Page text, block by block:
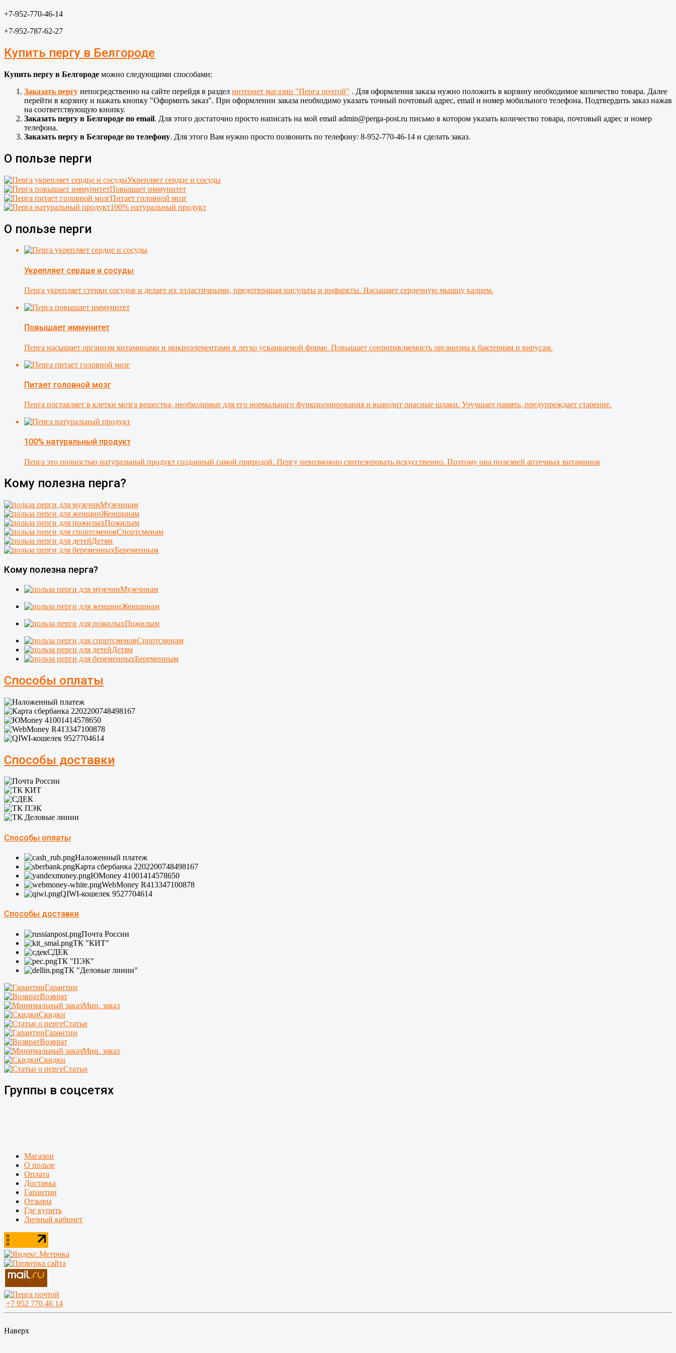
+7-952-770-46-14
+7-952-787-62-27
Купить пергу в Белгороде
Купить пергу в Белгороде можно следующими способами:
Заказать пергу непосредственно на сайте перейдя в раздел интернет магазин "Перга почтой" . Для оформления заказа нужно положить в корзину необходимое количество товара. Далее
перейти в корзину и нажать кнопку "Оформить заказ". При оформлении заказа необходимо указать точный почтовый адрес, email и номер мобильного телефона. Подтвердить заказ нажав
на соответствующую кнопку.
Заказать пергу в Белгороде по email. Для этого достаточно просто написать на мой email admin@perga-post.ru письмо в котором указать количество товара, почтовый адрес и номер
телефона.
Заказать пергу в Белгороде по телефону. Для этого Вам нужно просто позвонить по телефону: 8-952-770-46-14 и сделать заказ.
О пользе перги
Укрепляет сердце и сосуды
Повышает иммунитет
Питает головной мозг
100% натуральный продукт
О пользе перги
Укрепляет сердце и сосуды
Перга укрепляет стенки сосудов и делает их элластичными, предотвращая инсульты и инфаркты. Насыщает сердечную мышцу калием.
Повышает иммунитет
Перга насыщает организм витаминами и микроэлементами в легко усваиваемой форме. Повышает сопротивляемость организма к бактериям и вирусам.
Питает головной мозг
Перга поставляет в клетки мозга вещества, необходимые для его нормального функционирования и выводит опасные шлаки. Улучшает память, предупреждает старение.
100% натуральный продукт
Перга это полностью натуральный продукт созданный самой природой. Пергу невозможно синтезировать искусственно. Поэтому она полезней аптечных витаминов
Кому полезна перга?
Мужчинам
Женщинам
Пожилым
Спортсменам
Детям
Беременным
Кому полезна перга?
Мужчинам
Женщинам
Пожилым
Спортсменам
Детям
Беременным
Способы оплаты
Способы доставки
Способы оплаты
Наложенный платеж
Карта сбербанка 2202200748498167
ЮMoney 41001414578650
WebMoney R413347100878
QIWI-кошелек 9527704614
Способы доставки
Почта России
ТК "КИТ"
СДЕК
ТК "ПЭК"
ТК "Деловые линии"
Гарантии
Возврат
Мин. заказ
Скидки
Статьи
Гарантии
Возврат
Мин. заказ
Скидки
Статьи
Группы в соцсетях
Магазин
О пользе
Оплата
Доставка
Гарантии
Отзывы
Где купить
Личный кабинет
+7 952 770 46 14
Наверх